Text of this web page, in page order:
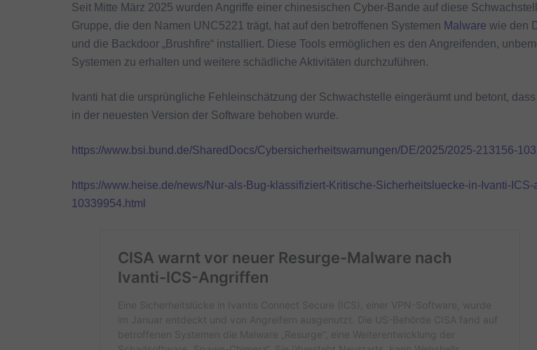
Seit Mitte März 2025 wurden Angriffe einer chinesischen Cyber-Bande auf diese
Gruppe, die den Namen UNC5221 trägt, hat auf den betroffenen Systemen Malware wie den
und die Backdoor „Brushfire“ installiert. Diese Tools ermöglichen es den Angreifenden,
Systemen zu erhalten und weitere schädliche Aktivitäten durchzuführen.
Ivanti hat die ursprüngliche Fehleinschätzung der Schwachstelle eingeräumt und betont,
in der neuesten Version der Software behoben wurde.
https://www.bsi.bund.de/SharedDocs/Cybersicherheitswarnungen/DE/2025/2025-213156-
https://www.heise.de/news/Nur-als-Bug-klassifiziert-Kritische-Sicherheitsluecke-in-Ivanti-ICS-
10339954.html